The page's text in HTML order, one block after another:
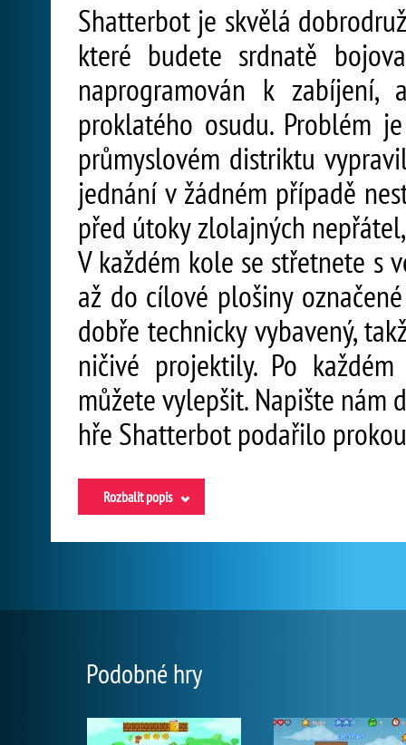
Shatterbot je skvělá
které budete srdnatě
naprogramován k
proklatého osudu. Problém
průmyslovém distriktu
jednání v žádném případě
před útoky zlolajných
V každém kole se střetnete s
až do cílové plošiny
dobře technicky vybavený,
ničivé projektily. Po
můžete vylepšit. Napište nám
hře Shatterbot podařilo
Rozbalit popis
Podobné hry